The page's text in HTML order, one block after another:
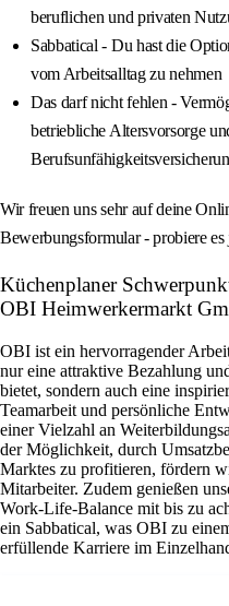
beruflichen und privaten
Sabbatical - Du hast die
vom Arbeitsalltag zu nehmen
Das darf nicht fehlen -
betriebliche Altersvorsorge
Wir freuen uns sehr auf deine
Bewerbungsformular - probiere es
Küchenplaner
OBI Heimwerkermarkt
OBI ist ein hervorragender
nur eine attraktive Bezahlung
bietet, sondern auch eine
Teamarbeit und persönliche
einer Vielzahl an
der Möglichkeit, durch
Marktes zu profitieren, fördern
Mitarbeiter. Zudem genießen
Work-Life-Balance mit bis zu
ein Sabbatical, was OBI zu
erfüllende Karriere im